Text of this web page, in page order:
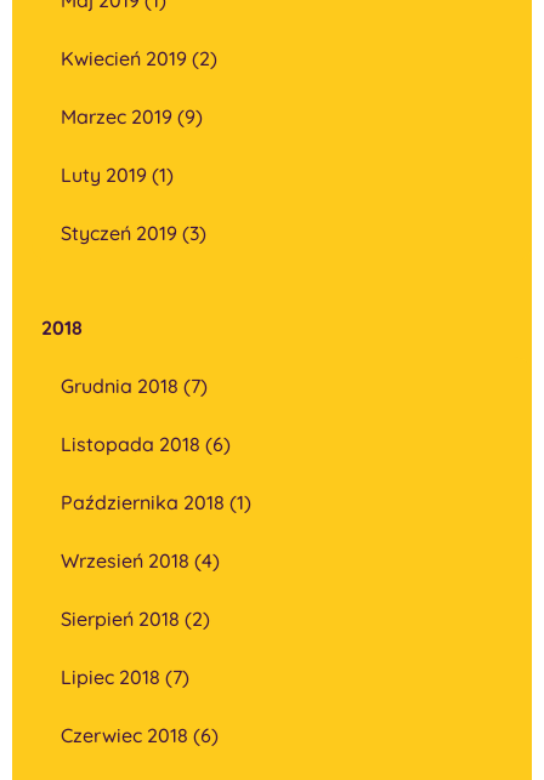
Kwiecień 2019 (2)
Marzec 2019 (9)
Luty 2019 (1)
Styczeń 2019 (3)
2018
Grudnia 2018 (7)
Listopada 2018 (6)
Października 2018 (1)
Wrzesień 2018 (4)
Sierpień 2018 (2)
Lipiec 2018 (7)
Czerwiec 2018 (6)